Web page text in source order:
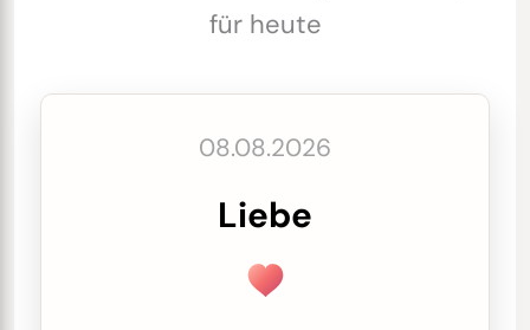
für heute
08.08.2026
Liebe